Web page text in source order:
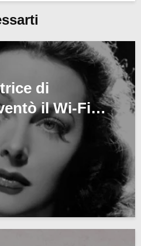
di
il Wi-Fi…